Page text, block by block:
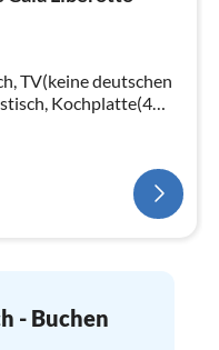
TV(keine deutschen
Kochplatte(4
Toaster, Mikrowelle,
- Buchen